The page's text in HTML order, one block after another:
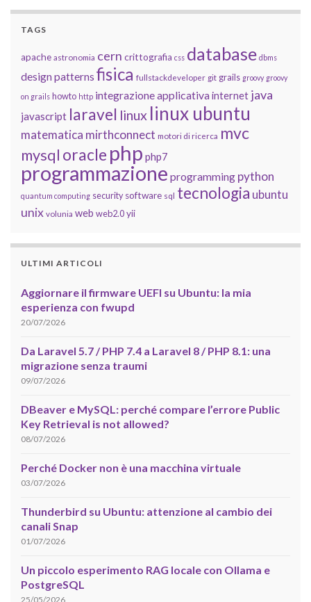
TAGS
apache astronomia cern crittografia css database dbms
design patterns fisica fullstackdeveloper git grails groovy groovy
on grails howto http integrazione applicativainternet java
javascript laravel linux linux ubuntu
matematica mirthconnect motori di ricerca mvc
mysql oracle php php7
programmazione programming python
quantum computing security software sql tecnologia ubuntu
unix volunia web web2.0 yii
ULTIMI ARTICOLI
Aggiornare il firmware UEFI su Ubuntu: la mia
esperienza con fwupd
20/07/2026
Da Laravel 5.7 / PHP 7.4 a Laravel 8 / PHP 8.1: una
migrazione senza traumi
09/07/2026
DBeaver e MySQL: perché compare l’errore Public
Key Retrieval is not allowed?
08/07/2026
Perché Docker non è una macchina virtuale
03/07/2026
Thunderbird su Ubuntu: attenzione al cambio dei
canali Snap
01/07/2026
Un piccolo esperimento RAG locale con Ollama e
PostgreSQL
25/05/2026